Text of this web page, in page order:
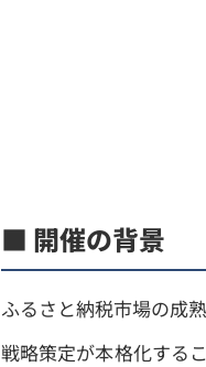
■ 開催の背景
ふるさと納税市場の成
戦略策定が本格化する